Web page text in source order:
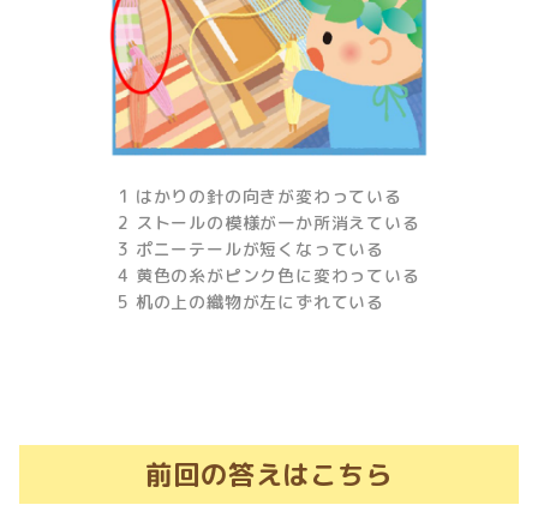
1 はかりの針の向きが変わっている
2 ストールの模様が一か所消えている
3 ポニーテールが短くなっている
4 黄色の糸がピンク色に変わっている
5 机の上の織物が左にずれている
前回の答えはこちら